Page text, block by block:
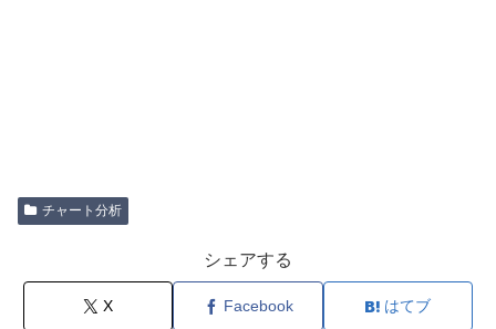
チャート分析
シェアする
X Facebook はてブ